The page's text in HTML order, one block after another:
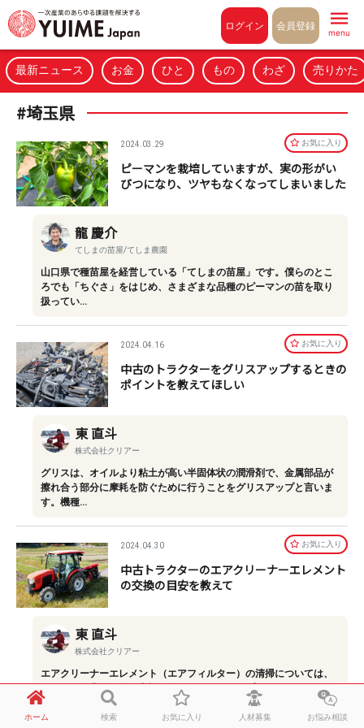
ログイン 会員登録
menu
最新ニュース お金 ひと もの わざ 売りかた
#埼玉県
2024.03.29 お気に⼊り
ピーマンを栽培していますが、実の形がい
びつになり、ツヤもなくなってしまいました
龍 慶介
てしまの苗屋/てしま農園
山口県で種苗屋を経営している「てしまの苗屋」です。僕らのとこ
ろでも「ちぐさ」をはじめ、さまざまな品種のピーマンの苗を取り
扱ってい…
2024.04.16 お気に⼊り
中古のトラクターをグリスアップするときの
ポイントを教えてほしい
東 直斗
株式会社クリアー
グリスは、オイルより粘土が高い半固体状の潤滑剤で、金属部品が
擦れ合う部分に摩耗を防ぐために行うことをグリスアップと言いま
す。機種…
2024.04.30 お気に⼊り
中古トラクターのエアクリーナーエレメント
の交換の目安を教えて
東 直斗
株式会社クリアー
エアクリーナーエレメント（エアフィルター）の清掃については、
こちらも作業終了後や点検の際などにエアコンプレッサーなどでホ
コリを吹…
ホーム 検索 お気に入り 人材募集 お悩み相談